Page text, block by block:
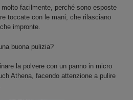
facilmente, perché sono esposte
toccate con le mani, che rilasciano
impronte.
buona pulizia?
la polvere con un panno in micro
Athena, facendo attenzione a pulire